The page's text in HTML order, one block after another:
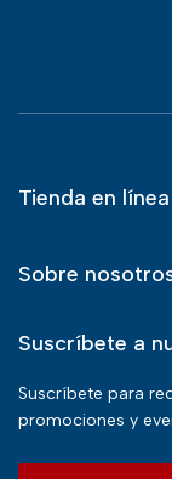
Tienda en línea
Sobre
Suscríbete a
Suscríbete para
promociones y